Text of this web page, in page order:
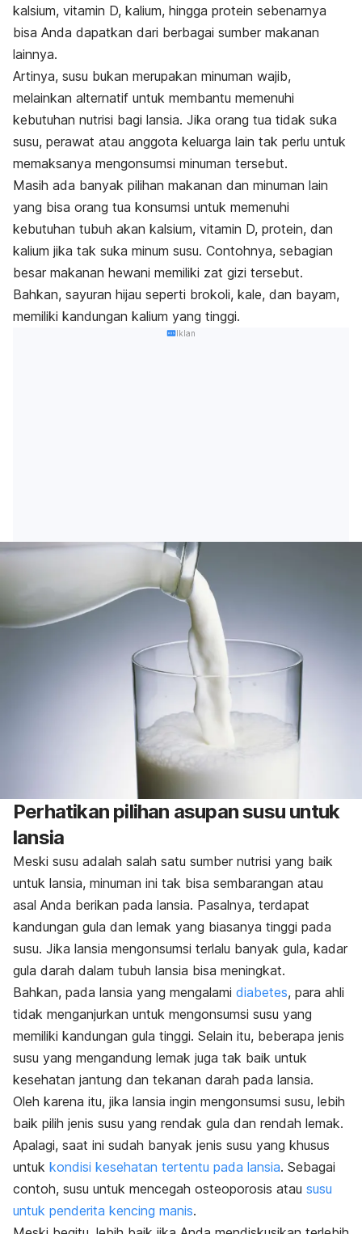
kalsium, vitamin D, kalium, hingga protein sebenarnya
bisa Anda dapatkan dari berbagai sumber makanan
lainnya.
Artinya, susu bukan merupakan minuman wajib,
melainkan alternatif untuk membantu memenuhi
kebutuhan nutrisi bagi lansia. Jika orang tua tidak suka
susu, perawat atau anggota keluarga lain tak perlu untuk
memaksanya mengonsumsi minuman tersebut.
Masih ada banyak pilihan makanan dan minuman lain
yang bisa orang tua konsumsi untuk memenuhi
kebutuhan tubuh akan kalsium, vitamin D, protein, dan
kalium jika tak suka minum susu. Contohnya, sebagian
besar makanan hewani memiliki zat gizi tersebut.
Bahkan, sayuran hijau seperti brokoli, kale, dan bayam,
memiliki kandungan kalium yang tinggi.
Iklan
Perhatikan pilihan asupan susu untuk
lansia
Meski susu adalah salah satu sumber nutrisi yang baik
untuk lansia, minuman ini tak bisa sembarangan atau
asal Anda berikan pada lansia. Pasalnya, terdapat
kandungan gula dan lemak yang biasanya tinggi pada
susu. Jika lansia mengonsumsi terlalu banyak gula, kadar
gula darah dalam tubuh lansia bisa meningkat.
Bahkan, pada lansia yang mengalami diabetes, para ahli
tidak menganjurkan untuk mengonsumsi susu yang
memiliki kandungan gula tinggi. Selain itu, beberapa jenis
susu yang mengandung lemak juga tak baik untuk
kesehatan jantung dan tekanan darah pada lansia.
Oleh karena itu, jika lansia ingin mengonsumsi susu, lebih
baik pilih jenis susu yang rendak gula dan rendah lemak.
Apalagi, saat ini sudah banyak jenis susu yang khusus
untuk kondisi kesehatan tertentu pada lansia. Sebagai
contoh, susu untuk mencegah osteoporosis atau susu
untuk penderita kencing manis.